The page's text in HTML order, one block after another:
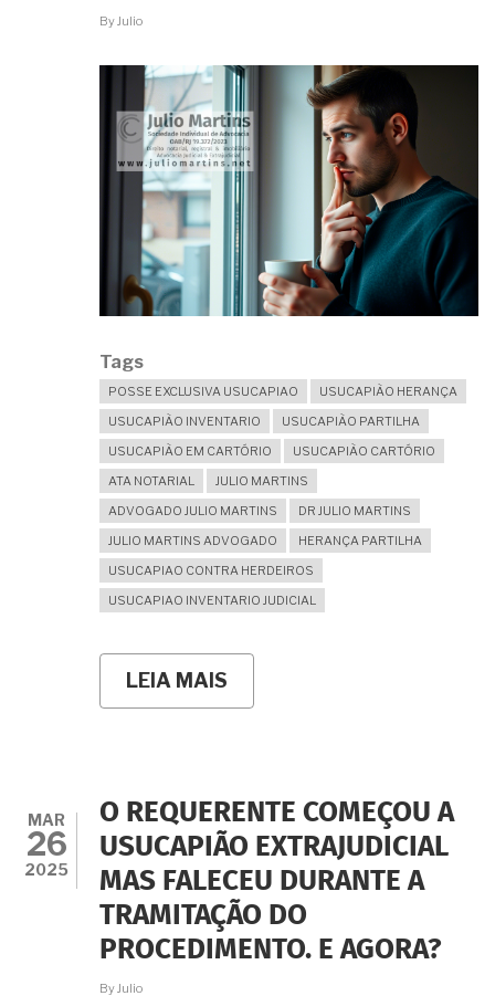
O
REQUERENTE?
ByJulio
Tags
POSSE EXCLUSIVA USUCAPIAO
USUCAPIÃO HERANÇA
USUCAPIÃO INVENTARIO
USUCAPIÃO PARTILHA
USUCAPIÃO EM CARTÓRIO
USUCAPIÃO CARTÓRIO
ATA NOTARIAL
JULIO MARTINS
ADVOGADO JULIO MARTINS
DR JULIO MARTINS
JULIO MARTINS ADVOGADO
HERANÇA PARTILHA
USUCAPIAO CONTRA HERDEIROS
USUCAPIAO INVENTARIO JUDICIAL
LEIA MAIS
HERDEIRO
COMPONENTE
DA
HERANÇA
TEM
DIREITO
À
USUCAPIÃO?
MAR
26
2025
O REQUERENTE COMEÇOU A
USUCAPIÃO EXTRAJUDICIAL
MAS FALECEU DURANTE A
TRAMITAÇÃO DO
PROCEDIMENTO. E AGORA?
ByJulio